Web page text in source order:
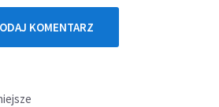
KOMENTARZ